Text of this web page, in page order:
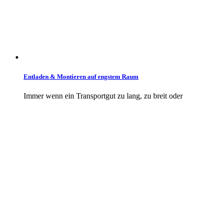
Entladen & Montieren auf engstem Raum
Immer wenn ein Transportgut zu lang, zu breit oder